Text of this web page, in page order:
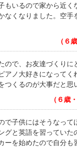
もいるので家から近
なくなりました。空
（６
ので、お友達づくり
アノ大好きになって
つくるのが大事だと思
（６歳
で子供にはそうなっ
グと英語を習ってい
ーを始めたので自分